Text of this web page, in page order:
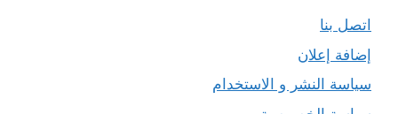
اتصل بنا
إضافة إعلان
سياسة النشر و الاستخدام